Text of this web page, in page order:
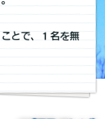
とで、１名を無